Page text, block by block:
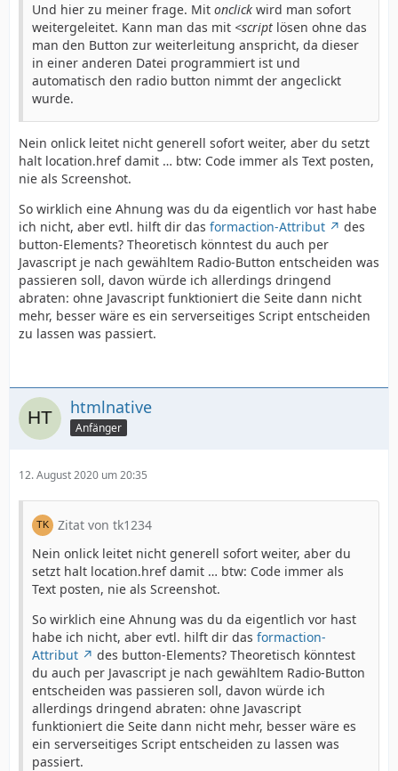
Und hier zu meiner frage. Mit onclick wird man sofort
weitergeleitet. Kann man das mit <script lösen ohne das
man den Button zur weiterleitung anspricht, da dieser
in einer anderen Datei programmiert ist und
automatisch den radio button nimmt der angeclickt
wurde.
Nein onlick leitet nicht generell sofort weiter, aber du setzt
halt location.href damit … btw: Code immer als Text posten,
nie als Screenshot.
So wirklich eine Ahnung was du da eigentlich vor hast habe
ich nicht, aber evtl. hilft dir das formaction-Attribut
des
button-Elements? Theoretisch könntest du auch per
Javascript je nach gewähltem Radio-Button entscheiden was
passieren soll, davon würde ich allerdings dringend
abraten: ohne Javascript funktioniert die Seite dann nicht
mehr, besser wäre es ein serverseitiges Script entscheiden
zu lassen was passiert.
htmlnative
Anfänger
12. August 2020 um 20:35
Zitat von tk1234
Nein onlick leitet nicht generell sofort weiter, aber du
setzt halt location.href damit … btw: Code immer als
Text posten, nie als Screenshot.
So wirklich eine Ahnung was du da eigentlich vor hast
habe ich nicht, aber evtl. hilft dir das formaction-
Attribut
des button-Elements? Theoretisch könntest
du auch per Javascript je nach gewähltem Radio-Button
entscheiden was passieren soll, davon würde ich
allerdings dringend abraten: ohne Javascript
funktioniert die Seite dann nicht mehr, besser wäre es
ein serverseitiges Script entscheiden zu lassen was
passiert.